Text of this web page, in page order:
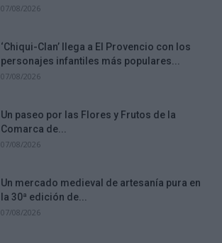
07/08/2026
‘Chiqui-Clan’ llega a El Provencio con los
personajes infantiles más populares...
07/08/2026
Un paseo por las Flores y Frutos de la
Comarca de...
07/08/2026
Un mercado medieval de artesanía pura en
la 30ª edición de...
07/08/2026